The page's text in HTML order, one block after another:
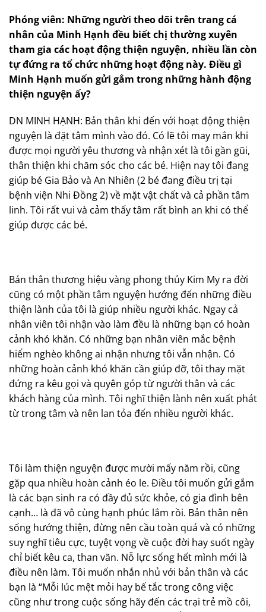
Phóng viên: Những người theo dõi trên trang cá
nhân của Minh Hạnh đều biết chị thường xuyên
tham gia các hoạt động thiện nguyện, nhiều lần còn
tự đứng ra tổ chức những hoạt động này. Điều gì
Minh Hạnh muốn gửi gắm trong những hành động
thiện nguyện ấy?
DN MINH HẠNH: Bản thân khi đến với hoạt động thiện
nguyện là đặt tâm mình vào đó. Có lẽ tôi may mắn khi
được mọi người yêu thương và nhận xét là tôi gần gũi,
thân thiện khi chăm sóc cho các bé. Hiện nay tôi đang
giúp bé Gia Bảo và An Nhiên (2 bé đang điều trị tại
bệnh viện Nhi Đồng 2) về mặt vật chất và cả phần tâm
linh. Tôi rất vui và cảm thấy tâm rất bình an khi có thể
giúp được các bé.
Bản thân thương hiệu vàng phong thủy Kim My ra đời
cũng có một phần tâm nguyện hướng đến những điều
thiện lành của tôi là giúp nhiều người khác. Ngay cả
nhân viên tôi nhận vào làm đều là những bạn có hoàn
cảnh khó khăn. Có những bạn nhân viên mắc bệnh
hiểm nghèo không ai nhận nhưng tôi vẫn nhận. Có
những hoàn cảnh khó khăn cần giúp đỡ, tôi thay mặt
đứng ra kêu gọi và quyên góp từ người thân và các
khách hàng của mình. Tôi nghĩ thiện lành nên xuất phát
từ trong tâm và nên lan tỏa đến nhiều người khác.
Tôi làm thiện nguyện được mười mấy năm rồi, cũng
gặp qua nhiều hoàn cảnh éo le. Điều tôi muốn gửi gắm
là các bạn sinh ra có đầy đủ sức khỏe, có gia đình bên
cạnh… là đã vô cùng hạnh phúc lắm rồi. Bản thân nên
sống hướng thiện, đừng nên cầu toàn quá và có những
suy nghĩ tiêu cực, tuyệt vọng về cuộc đời hay suốt ngày
chỉ biết kêu ca, than vãn. Nỗ lực sống hết mình mới là
điều nên làm. Tôi muốn nhắn nhủ với bản thân và các
bạn là “Mỗi lúc mệt mỏi hay bế tắc trong công việc
cũng như trong cuộc sống hãy đến các trại trẻ mồ côi,